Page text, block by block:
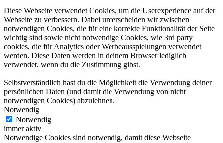
Diese Webseite verwendet Cookies, um die Userexperience auf der
Webseite zu verbessern. Dabei unterscheiden wir zwischen
notwendigen Cookies, die für eine korrekte Funktionalität der Seite
wichtig sind sowie nicht notwendige Cookies, wie 3rd party
cookies, die für Analytics oder Werbeausspielungen verwendet
werden. Diese Daten werden in deinem Browser lediglich
verwendet, wenn du die Zustimmung gibst.
Selbstverständlich hast du die Möglichkeit die Verwendung deiner
persönlichen Daten (und damit die Verwendung von nicht
notwendigen Cookies) abzulehnen.
Notwendig
Notwendig
immer aktiv
Notwendige Cookies sind notwendig, damit diese Webseite